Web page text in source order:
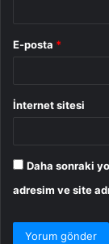
E-posta *
İnternet sitesi
Daha sonraki
adresim ve site